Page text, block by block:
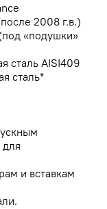
2008 г.в.)
«подушки»
сталь AISI409
сталь*
и вставкам